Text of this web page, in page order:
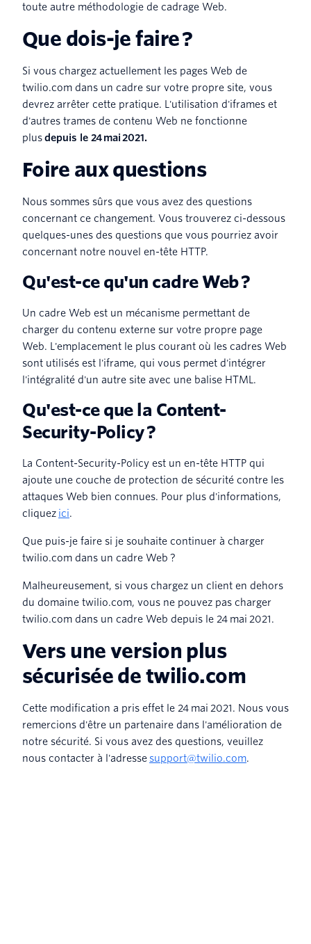
toute autre méthodologie de cadrage Web.
Que dois-je faire ?
Si vous chargez actuellement les pages Web de
twilio.com dans un cadre sur votre propre site, vous
devrez arrêter cette pratique. L'utilisation d'iframes et
d'autres trames de contenu Web ne fonctionne
plusdepuis le 24 mai 2021.
Foire aux questions
Nous sommes sûrs que vous avez des questions
concernant ce changement. Vous trouverez ci-dessous
quelques-unes des questions que vous pourriez avoir
concernant notre nouvel en-tête HTTP.
Qu'est-ce qu'un cadre Web ?
Un cadre Web est un mécanisme permettant de
charger du contenu externe sur votre propre page
Web. L'emplacement le plus courant où les cadres Web
sont utilisés est l'iframe, qui vous permet d'intégrer
l'intégralité d'un autre site avec une balise HTML.
Qu'est-ce que la Content-
Security-Policy ?
La Content-Security-Policy est un en-tête HTTP qui
ajoute une couche de protection de sécurité contre les
attaques Web bien connues. Pour plus d'informations,
cliquez ici.
Que puis-je faire si je souhaite continuer à charger
twilio.com dans un cadre Web ?
Malheureusement, si vous chargez un client en dehors
du domaine twilio.com, vous ne pouvez pas charger
twilio.com dans un cadre Web depuis le 24 mai 2021.
Vers une version plus
sécurisée de twilio.com
Cette modification a pris effet le 24 mai 2021. Nous vous
remercions d'être un partenaire dans l'amélioration de
notre sécurité. Si vous avez des questions, veuillez
nous contacter à l'adresse support@twilio.com.